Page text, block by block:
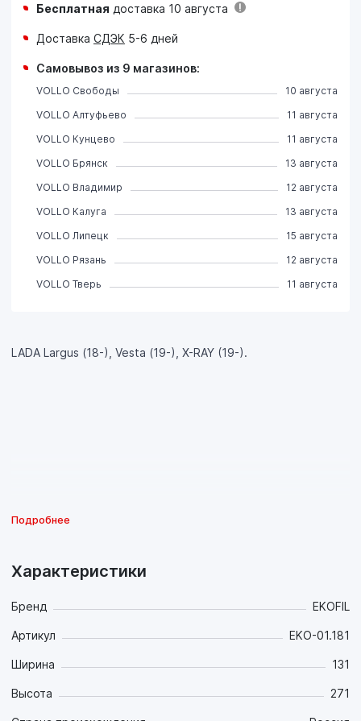
LADA Largus (18-), Vesta (19-), X-RAY (19-).
Подробнее
Характеристики
Бренд EKOFIL
Артикул EKO-01.181
Ширина 131
Высота 271
Бесплатная доставка 10 августа
Доставка СДЭК 5-6 дней
Самовывоз из 9 магазинов:
VOLLO Свободы
10 августа
VOLLO Алтуфьево
11 августа
VOLLO Кунцево
11 августа
VOLLO Брянск
13 августа
VOLLO Владимир
12 августа
VOLLO Калуга
13 августа
VOLLO Липецк
15 августа
VOLLO Рязань
12 августа
VOLLO Тверь
11 августа